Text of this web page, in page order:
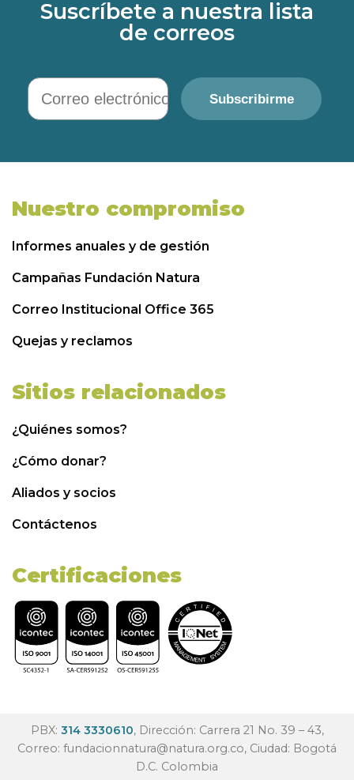
Suscríbete a nuestra lista
de correos
Correo electrónico
Subscribirme
Nuestro compromiso
Informes anuales y de gestión
Campañas Fundación Natura
Correo Institucional Office 365
Quejas y reclamos
Sitios relacionados
¿Quiénes somos?
¿Cómo donar?
Aliados y socios
Contáctenos
Certificaciones
PBX: 314 3330610, Dirección: Carrera 21 No. 39 – 43,
Correo: fundacionnatura@natura.org.co, Ciudad: Bogotá
D.C. Colombia